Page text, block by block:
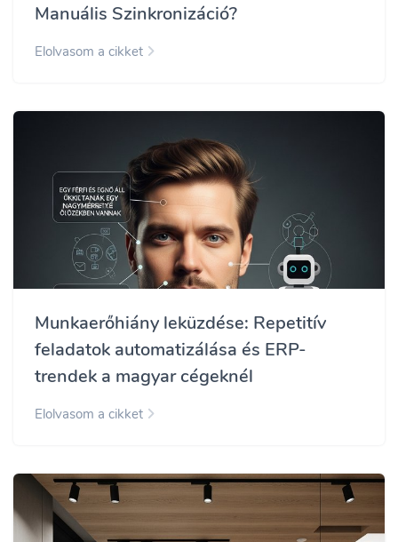
Manuális Szinkronizáció?
Elolvasom a cikket
Munkaerőhiány leküzdése: Repetitív
feladatok automatizálása és ERP-
trendek a magyar cégeknél
Elolvasom a cikket